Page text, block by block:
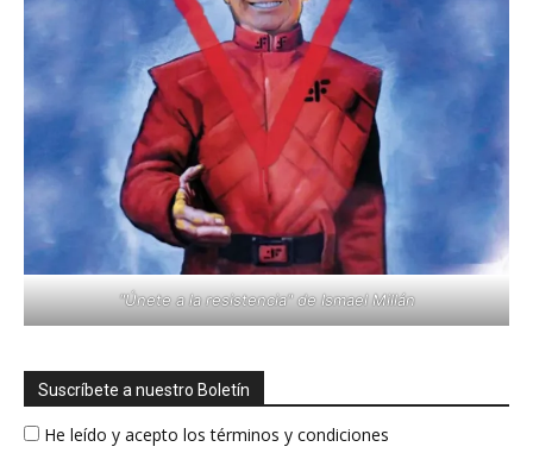
"Únete a la resistencia" de Ismael Millán
Suscríbete a nuestro Boletín
He leído y acepto los términos y condiciones